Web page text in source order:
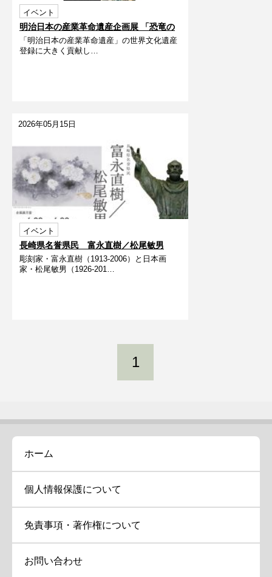
イベント
明治日本の産業革命遺産企画展 「恐竜の
化石発掘に夢中だったスチュアート・スミ
ス先生の本棚」
「明治日本の産業革命遺産」の世界文化遺産
登録に大きく貢献し…
2026年05月15日
イベント
長崎県名誉県民 富永直樹／松尾敏男
彫刻家・富永直樹（1913-2006）と日本画
家・松尾敏男（1926-201…
1
ホーム
個人情報保護について
免責事項・著作権について
お問い合わせ